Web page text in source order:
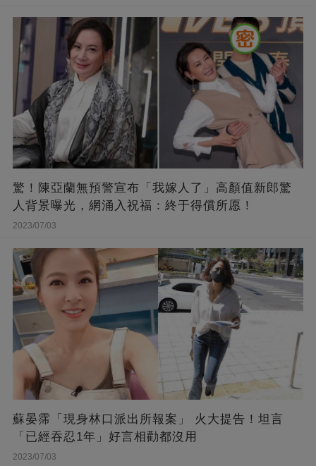
驚！陳亞蘭無預警宣布「我嫁人了」高顏值新郎驚
人背景曝光，網涌入祝福：終于得償所愿！
2023/07/03
蘇晏霈「現身林口派出所報案」 火大提告！坦言
「已經吞忍1年」好言相勸都沒用
2023/07/03